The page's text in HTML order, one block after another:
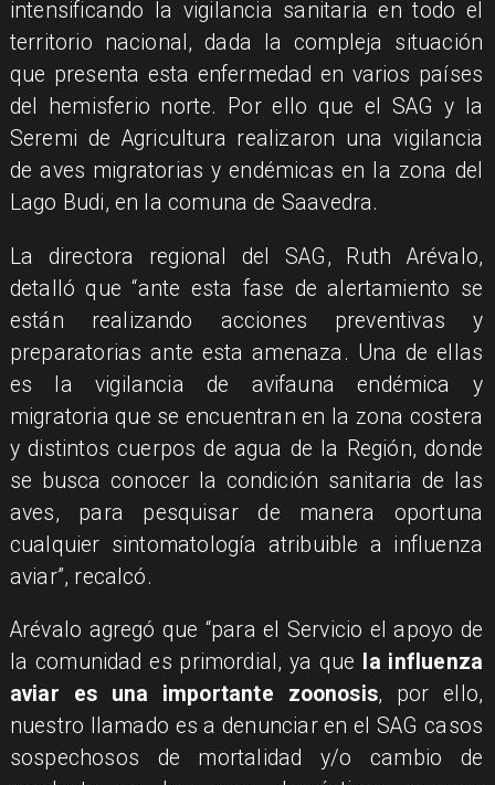
intensificando la vigilancia sanitaria en todo el
territorio nacional, dada la compleja situación
que presenta esta enfermedad en varios países
del hemisferio norte. Por ello que el SAG y la
Seremi de Agricultura realizaron una vigilancia
de aves migratorias y endémicas en la zona del
Lago Budi, en la comuna de Saavedra.
La directora regional del SAG, Ruth Arévalo,
detalló que “ante esta fase de alertamiento se
están realizando acciones preventivas y
preparatorias ante esta amenaza. Una de ellas
es la vigilancia de avifauna endémica y
migratoria que se encuentran en la zona costera
y distintos cuerpos de agua de la Región, donde
se busca conocer la condición sanitaria de las
aves, para pesquisar de manera oportuna
cualquier sintomatología atribuible a influenza
aviar”, recalcó.
Arévalo agregó que “para el Servicio el apoyo de
la comunidad es primordial, ya que
la influenza
aviar es una importante zoonosis, por ello,
nuestro llamado es a denunciar en el SAG casos
sospechosos de mortalidad y/o cambio de